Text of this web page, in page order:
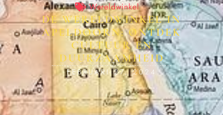
Wereldwinkel
DE WERELDWINKEL IN
APELDOORN: ONTDEK
CULTUUR EN
DUURZAAMHEID
FEBRUARI 27, 2024